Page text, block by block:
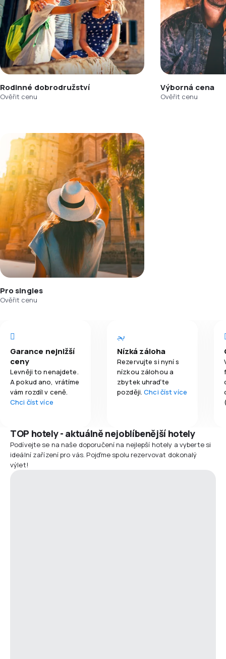
Rodinné dobrodružství
Ověřit cenu
Výborná cena
Ověřit cenu
Pro singles
Ověřit cenu
Garance nejnižší
ceny
Levněji to nenajdete.
A pokud ano, vrátíme
vám rozdíl v ceně.
Chci číst více
Nízká záloha
Rezervujte si nyní s
nízkou zálohou a
zbytek uhraďte
později.Chci číst více
TOP hotely - aktuálně nejoblíbenější hotely
Podívejte se na naše doporučení na nejlepší hotely a vyberte si
ideální zařízení pro vás. Pojďme spolu rezervovat dokonalý
výlet!